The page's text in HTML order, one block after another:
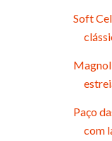
Soft
Paço
com